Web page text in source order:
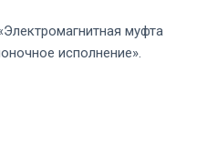
муфта
исполнение».